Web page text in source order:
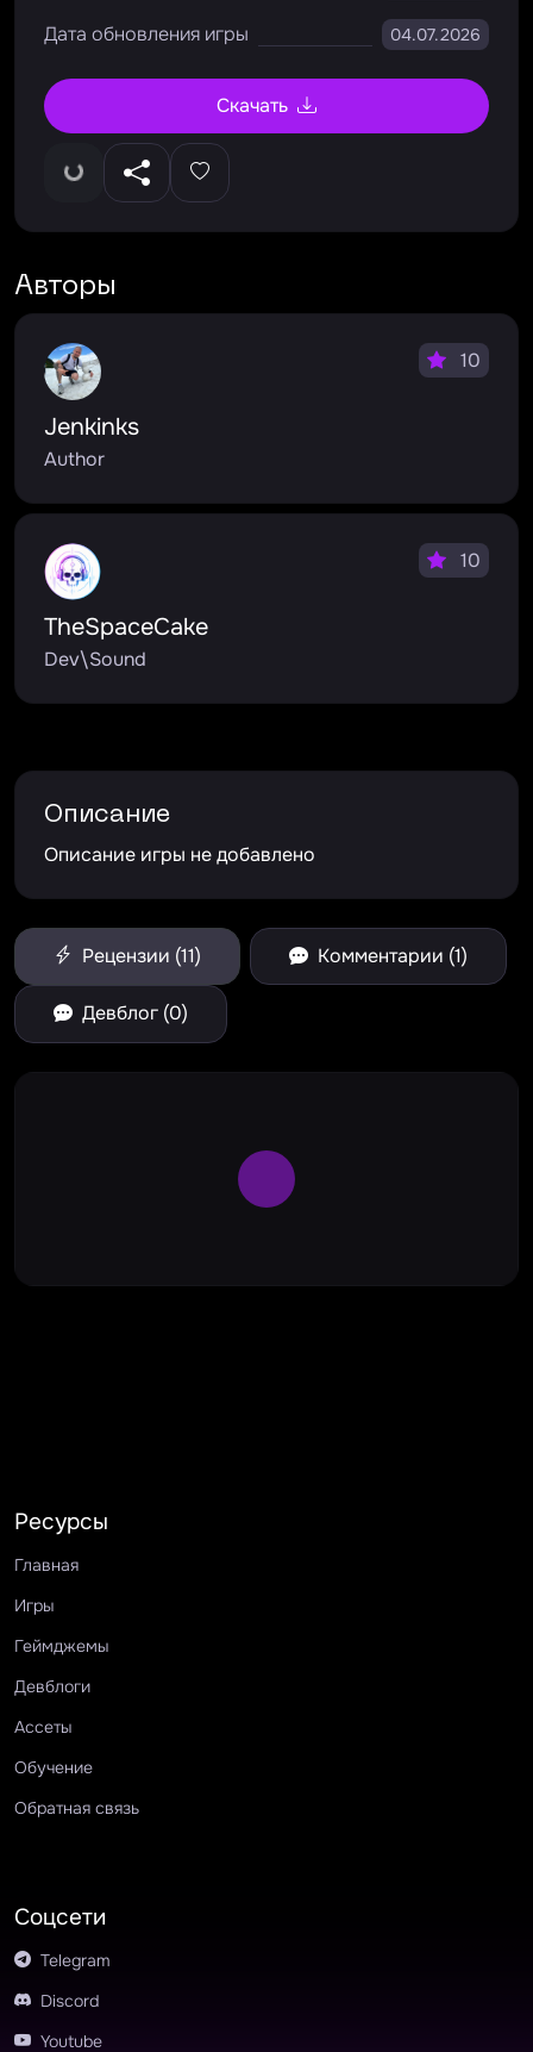
Дата обновления игры 04.07.2026
Скачать
Авторы
Jenkinks
Author
10
TheSpaceCake
Dev\Sound
10
Описание
Описание игры не добавлено
Рецензии (11) Комментарии (1)
Девблог (0)
Ресурсы
Главная
Игры
Геймджемы
Девблоги
Ассеты
Обучение
Обратная связь
Соцсети
Telegram
Discord
Youtube